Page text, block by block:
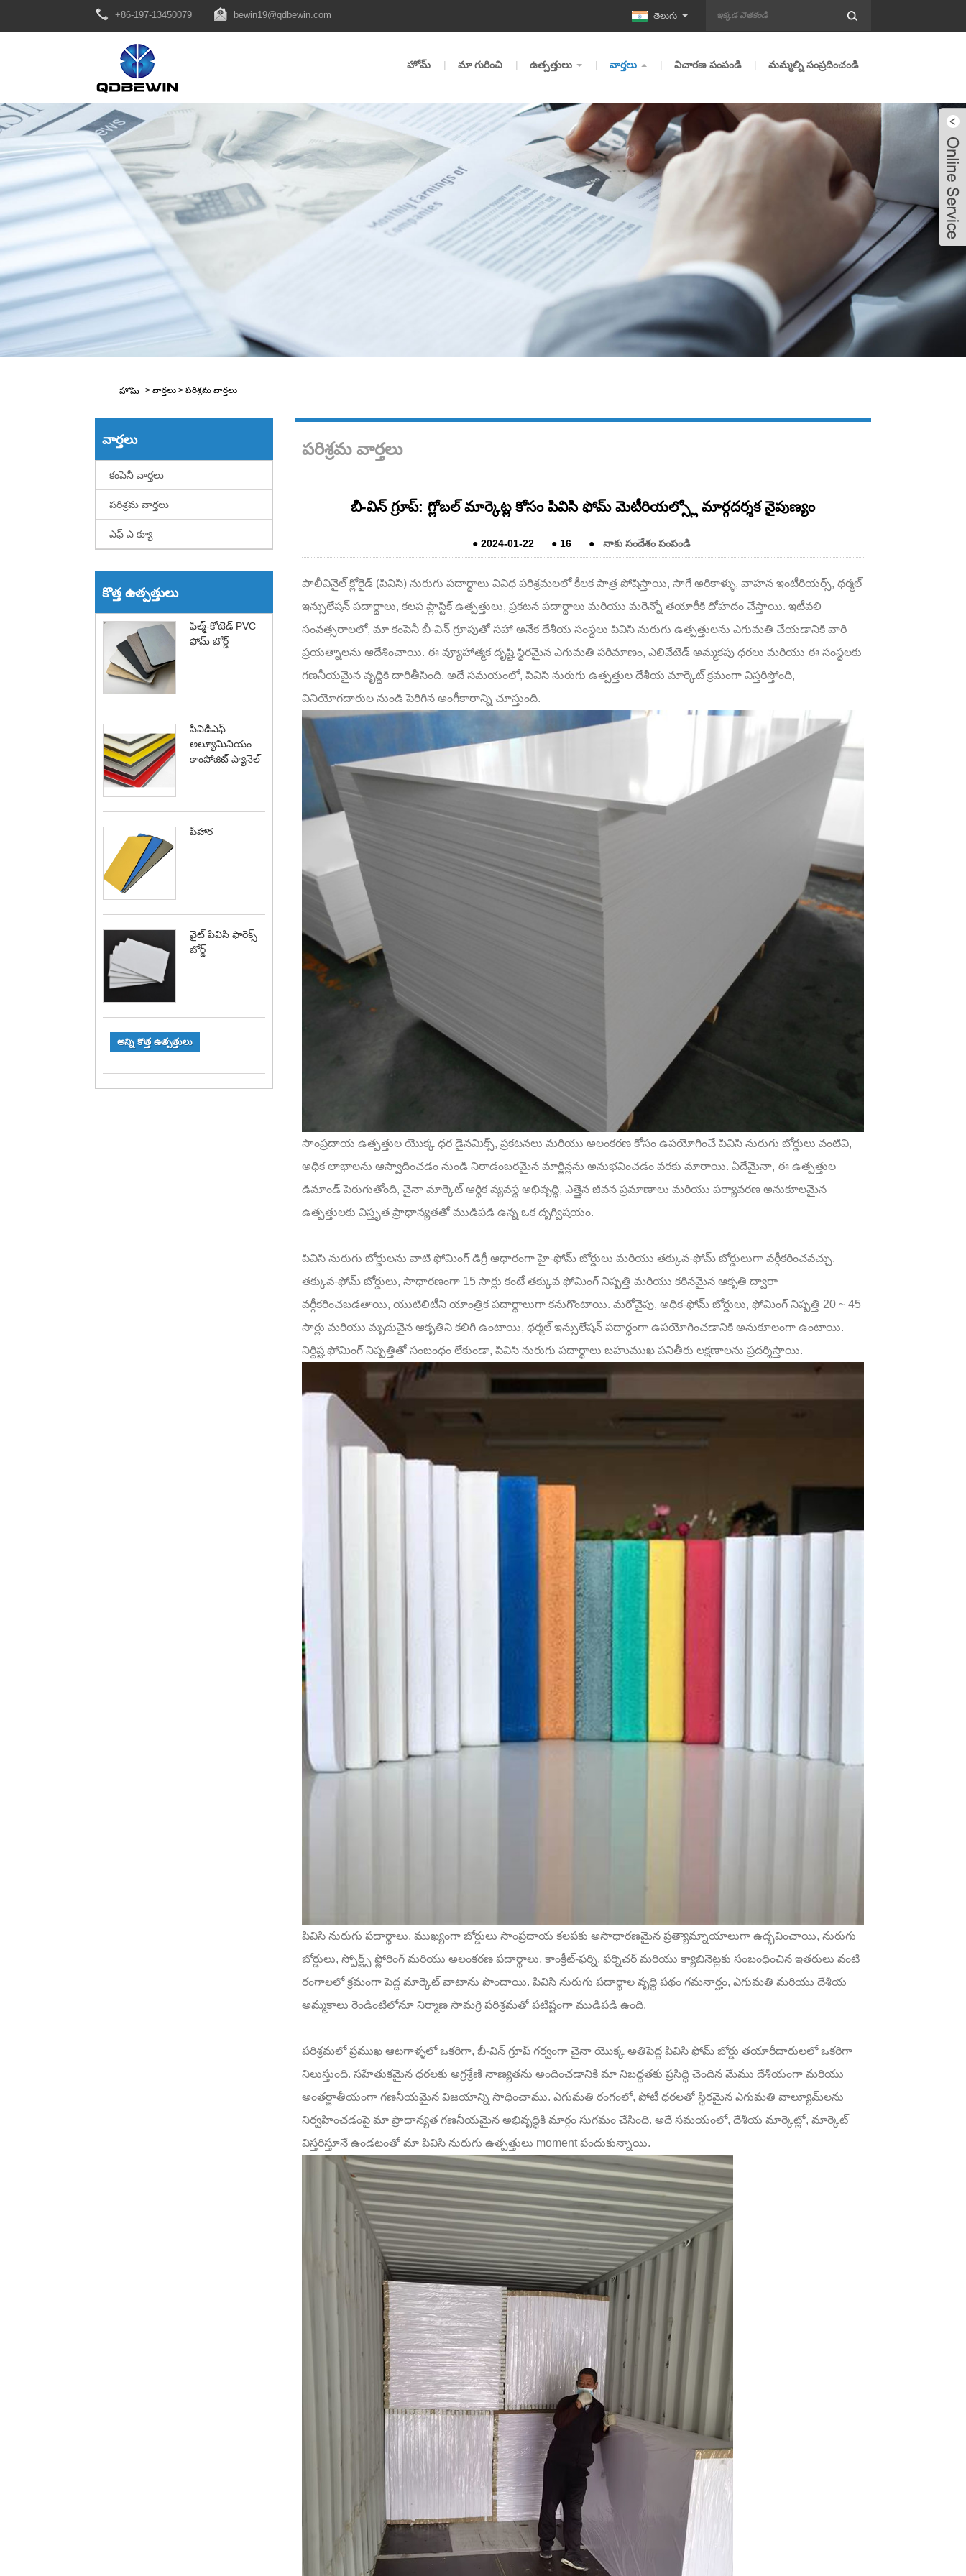
+86-197-13450079 bewin19@qdbewin.com తెలుగు
హోమ్ మా గురించి ఉత్పత్తులు వార్తలు విచారణ పంపండి మమ్మల్ని సంప్రదించండి
హోమ్ > వార్తలు > పరిశ్రమ వార్తలు
వార్తలు
కంపెనీ వార్తలు
పరిశ్రమ వార్తలు
ఎఫ్ ఎ క్యూ
కొత్త ఉత్పత్తులు
ఫిల్మ్-కోటెడ్ PVC
ఫోమ్ బోర్డ్
పివిడిఎఫ్
అల్యూమినియం
కాంపోజిట్ ప్యానెల్
పీహార
వైట్ పివిసి ఫారెక్స్
బోర్డ్
అన్ని కొత్త ఉత్పత్తులు
పరిశ్రమ వార్తలు
బీ-విన్ గ్రూప్: గ్లోబల్ మార్కెట్ల కోసం పివిసి ఫోమ్ మెటీరియల్స్లో మార్గదర్శక నైపుణ్యం
●2024-01-22 ● 16 ● నాకు సందేశం పంపండి
పాలీవినైల్ క్లోరైడ్ (పివిసి) నురుగు పదార్థాలు వివిధ పరిశ్రమలలో కీలక పాత్ర పోషిస్తాయి, సాగే అరికాళ్ళు, వాహన ఇంటీరియర్స్, థర్మల్
ఇన్సులేషన్ పదార్థాలు, కలప ప్లాస్టిక్ ఉత్పత్తులు, ప్రకటన పదార్థాలు మరియు మరెన్నో తయారీకి దోహదం చేస్తాయి. ఇటీవలి
సంవత్సరాలలో, మా కంపెనీ బీ-విన్ గ్రూపుతో సహా అనేక దేశీయ సంస్థలు పివిసి నురుగు ఉత్పత్తులను ఎగుమతి చేయడానికి వారి
ప్రయత్నాలను ఆదేశించాయి. ఈ వ్యూహాత్మక దృష్టి స్థిరమైన ఎగుమతి పరిమాణం, ఎలివేటెడ్ అమ్మకపు ధరలు మరియు ఈ సంస్థలకు
గణనీయమైన వృద్ధికి దారితీసింది. అదే సమయంలో, పివిసి నురుగు ఉత్పత్తుల దేశీయ మార్కెట్ క్రమంగా విస్తరిస్తోంది,
వినియోగదారుల నుండి పెరిగిన అంగీకారాన్ని చూస్తుంది.
సాంప్రదాయ ఉత్పత్తుల యొక్క ధర డైనమిక్స్, ప్రకటనలు మరియు అలంకరణ కోసం ఉపయోగించే పివిసి నురుగు బోర్డులు వంటివి,
అధిక లాభాలను ఆస్వాదించడం నుండి నిరాడంబరమైన మార్జిన్లను అనుభవించడం వరకు మారాయి. ఏదేమైనా, ఈ ఉత్పత్తుల
డిమాండ్ పెరుగుతోంది, చైనా మార్కెట్ ఆర్థిక వ్యవస్థ అభివృద్ధి, ఎత్తైన జీవన ప్రమాణాలు మరియు పర్యావరణ అనుకూలమైన
ఉత్పత్తులకు విస్తృత ప్రాధాన్యతతో ముడిపడి ఉన్న ఒక దృగ్విషయం.
పివిసి నురుగు బోర్డులను వాటి ఫోమింగ్ డిగ్రీ ఆధారంగా హై-ఫోమ్ బోర్డులు మరియు తక్కువ-ఫోమ్ బోర్డులుగా వర్గీకరించవచ్చు.
తక్కువ-ఫోమ్ బోర్డులు, సాధారణంగా 15 సార్లు కంటే తక్కువ ఫోమింగ్ నిష్పత్తి మరియు కఠినమైన ఆకృతి ద్వారా
వర్గీకరించబడతాయి, యుటిలిటీని యాంత్రిక పదార్థాలుగా కనుగొంటాయి. మరోవైపు, అధిక-ఫోమ్ బోర్డులు, ఫోమింగ్ నిష్పత్తి 20 ~ 45
సార్లు మరియు మృదువైన ఆకృతిని కలిగి ఉంటాయి, థర్మల్ ఇన్సులేషన్ పదార్థంగా ఉపయోగించడానికి అనుకూలంగా ఉంటాయి.
నిర్దిష్ట ఫోమింగ్ నిష్పత్తితో సంబంధం లేకుండా, పివిసి నురుగు పదార్థాలు బహుముఖ పనితీరు లక్షణాలను ప్రదర్శిస్తాయి.
పివిసి నురుగు పదార్థాలు, ముఖ్యంగా బోర్డులు సాంప్రదాయ కలపకు అసాధారణమైన ప్రత్యామ్నాయాలుగా ఉద్భవించాయి, నురుగు
బోర్డులు, స్పోర్ట్స్ ఫ్లోరింగ్ మరియు అలంకరణ పదార్థాలు, కాంక్రీట్-ఫర్ని, ఫర్నిచర్ మరియు క్యాబినెట్లకు సంబంధించిన ఇతరులు వంటి
రంగాలలో క్రమంగా పెద్ద మార్కెట్ వాటాను పొందాయి. పివిసి నురుగు పదార్థాల వృద్ధి పథం గమనార్హం, ఎగుమతి మరియు దేశీయ
అమ్మకాలు రెండింటిలోనూ నిర్మాణ సామగ్రి పరిశ్రమతో పటిష్టంగా ముడిపడి ఉంది.
పరిశ్రమలో ప్రముఖ ఆటగాళ్ళలో ఒకరిగా, బీ-విన్ గ్రూప్ గర్వంగా చైనా యొక్క అతిపెద్ద పివిసి ఫోమ్ బోర్డు తయారీదారులలో ఒకరిగా
నిలుస్తుంది. సహేతుకమైన ధరలకు అగ్రశ్రేణి నాణ్యతను అందించడానికి మా నిబద్ధతకు ప్రసిద్ధి చెందిన మేము దేశీయంగా మరియు
అంతర్జాతీయంగా గణనీయమైన విజయాన్ని సాధించాము. ఎగుమతి రంగంలో, పోటీ ధరలతో స్థిరమైన ఎగుమతి వాల్యూమ్‌లను
నిర్వహించడంపై మా ప్రాధాన్యత గణనీయమైన అభివృద్ధికి మార్గం సుగమం చేసింది. అదే సమయంలో, దేశీయ మార్కెట్లో, మార్కెట్
విస్తరిస్తూనే ఉండటంతో మా పివిసి నురుగు ఉత్పత్తులు moment పందుకున్నాయి.